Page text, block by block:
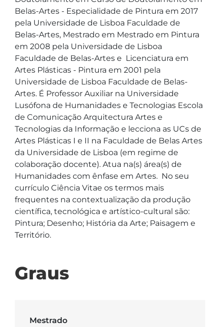
Belas-Artes - Especialidade de Pintura em 2017
pela Universidade de Lisboa Faculdade de
Belas-Artes, Mestrado em Mestrado em Pintura
em 2008 pela Universidade de Lisboa
Faculdade de Belas-Artes e  Licenciatura em
Artes Plásticas - Pintura em 2001 pela
Universidade de Lisboa Faculdade de Belas-
Artes. É Professor Auxiliar na Universidade
Lusófona de Humanidades e Tecnologias Escola
de Comunicação Arquitectura Artes e
Tecnologias da Informação e lecciona as UCs de
Artes Plásticas I e II na Faculdade de Belas Artes
da Universidade de Lisboa (em regime de
colaboração docente). Atua na(s) área(s) de
Humanidades com ênfase em Artes.  No seu
currículo Ciência Vitae os termos mais
frequentes na contextualização da produção
científica, tecnológica e artístico-cultural são:
Pintura; Desenho; História da Arte; Paisagem e
Território.
Graus
Mestrado